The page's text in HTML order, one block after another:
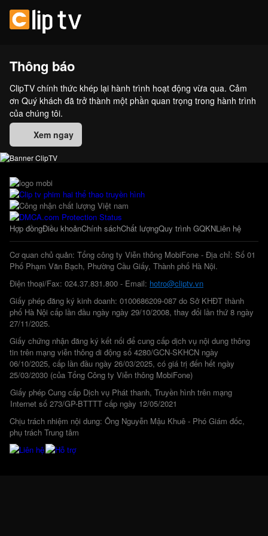
Thông báo
ClipTV chính thức khép lại hành trình hoạt động vừa qua. Cảm
ơn Quý khách đã trở thành một phần quan trọng trong hành trình
của chúng tôi.
Xem ngay
Hợp đồngĐiều khoảnChính sáchChất lượngQuy trình GQKNLiên hệ
Cơ quan chủ quản: Tổng công ty Viễn thông MobiFone - Địa chỉ: Số 01
Phố Phạm Văn Bạch, Phường Cầu Giấy, Thành phố Hà Nội.
Điện thoại/Fax: 024.37.831.800 - Email: hotro@cliptv.vn
Giấy phép đăng ký kinh doanh: 0100686209-087 do Sở KHĐT thành
phố Hà Nội cấp lần đầu ngày ngày 29/10/2008, thay đổi lần thứ 8 ngày
27/11/2025.
Giấy chứng nhận đăng ký kết nối để cung cấp dịch vụ nội dung thông
tin trên mạng viễn thông di động số 4280/GCN-SKHCN ngày
06/10/2025, cấp lần đầu ngày 26/03/2025, có giá trị đến hết ngày
25/03/2030 (của Tổng Công ty Viễn thông MobiFone)
Giấy phép Cung cấp Dịch vụ Phát thanh, Truyền hình trên mạng
Internet số 273/GP-BTTTT cấp ngày 12/05/2021
Chịu trách nhiệm nội dung: Ông Nguyễn Mậu Khuê - Phó Giám đốc,
phụ trách Trung tâm